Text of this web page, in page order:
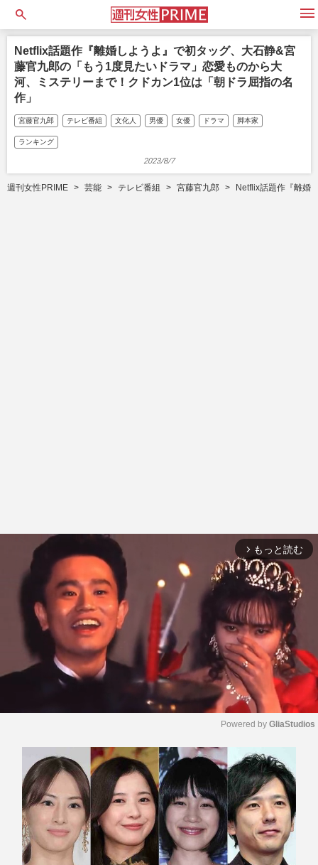
open
Netflix話題作『離婚しようよ』で初タッグ、大石静&宮
藤官九郎の「もう1度見たいドラマ」恋愛ものから大
河、ミステリーまで！クドカン1位は「朝ドラ屈指の名
作」
宮藤官九郎 テレビ番組 文化人 男優 女優 ドラマ 脚本家
ランキング
2023/8/7
週刊女性PRIME 芸能 テレビ番組 宮藤官九郎 Netflix話題作『離婚
arrow_forward_ios もっと読む
M
u
t
e
Powered by GliaStudios